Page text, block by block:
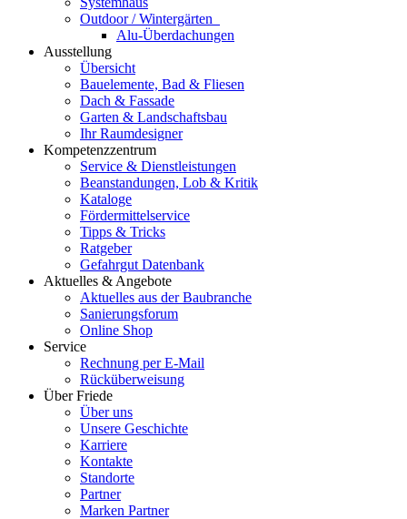
Outdoor / Wintergärten
Alu-Überdachungen
Ausstellung
Übersicht
Bauelemente, Bad & Fliesen
Dach & Fassade
Garten & Landschaftsbau
Ihr Raumdesigner
Kompetenzzentrum
Service & Dienstleistungen
Beanstandungen, Lob & Kritik
Kataloge
Fördermittelservice
Tipps & Tricks
Ratgeber
Gefahrgut Datenbank
Aktuelles & Angebote
Aktuelles aus der Baubranche
Sanierungsforum
Online Shop
Service
Rechnung per E-Mail
Rücküberweisung
Über Friede
Über uns
Unsere Geschichte
Karriere
Kontakte
Standorte
Partner
Marken Partner